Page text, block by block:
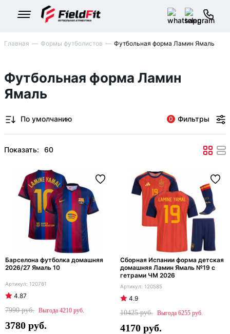
Главная Формы футболистов Футбольная форма Ламин Ямаль
Футбольная форма Ламин
Ямаль
0 Фильтры
Показать:
Барселона футболка домашняя
2026/27 Ямаль 10
120761
4.87
7990
4210
3780
Сборная Испании форма детская
домашняя Ламин Ямаль №19 с
гетрами ЧМ 2026
120585
4.9
10425
6255
4170